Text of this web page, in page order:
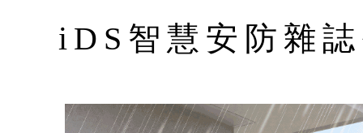
iDS智慧安防雜